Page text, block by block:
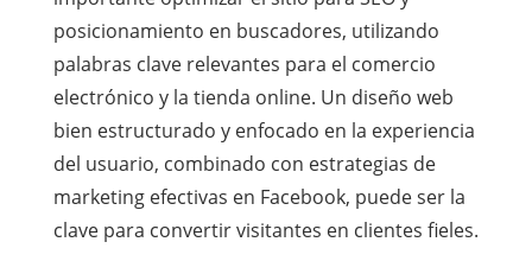
posicionamiento en buscadores, utilizando
palabras clave relevantes para el comercio
electrónico y la tienda online. Un diseño web
bien estructurado y enfocado en la experiencia
del usuario, combinado con estrategias de
marketing efectivas en Facebook, puede ser la
clave para convertir visitantes en clientes fieles.